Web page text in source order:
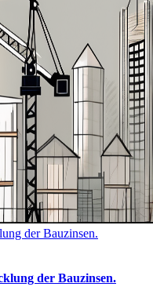
der Bauzinsen.
der Bauzinsen.